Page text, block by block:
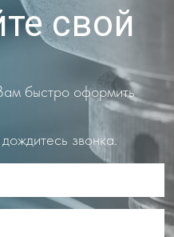
свой
быстро оформить
звонка.